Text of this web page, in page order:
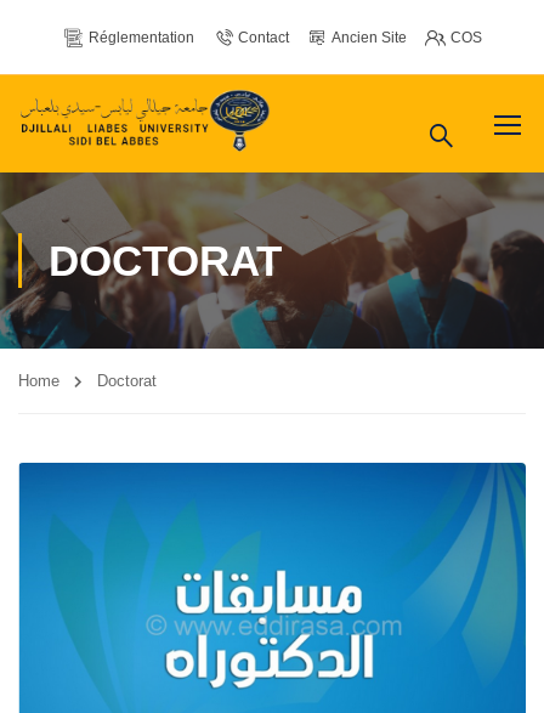
Réglementation Contact Ancien Site COS
DOCTORAT
Home Doctorat